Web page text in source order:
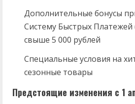
Дополнительные бонусы
Систему Быстрых
свыше 5 000 рублей
Специальные условия на
сезонные товары
Предстоящие изменения с 1